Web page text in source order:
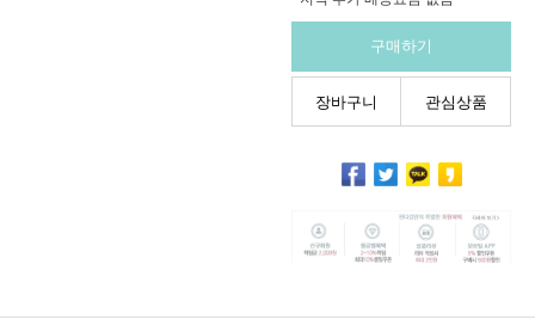
구매하기
장바구니 관심상품